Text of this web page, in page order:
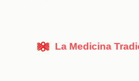
La Medicina